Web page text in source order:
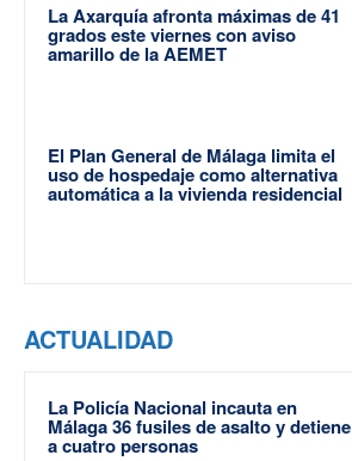
La Axarquía afronta máximas de 41
grados este viernes con aviso
amarillo de la AEMET
El Plan General de Málaga limita el
uso de hospedaje como alternativa
automática a la vivienda residencial
ACTUALIDAD
La Policía Nacional incauta en
Málaga 36 fusiles de asalto y detiene
a cuatro personas